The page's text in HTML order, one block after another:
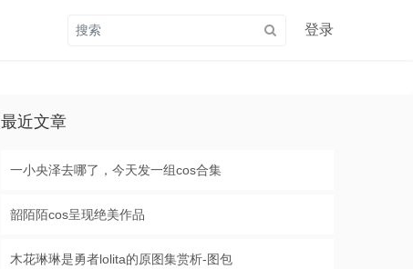
登录
最近文章
一小央泽去哪了，今天发一组cos合集
韶陌陌cos呈现绝美作品
木花琳琳是勇者lolita的原图集赏析-图包